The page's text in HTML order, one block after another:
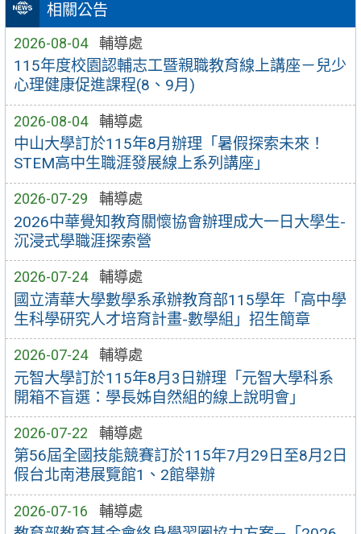
相關公告
2026-08-04 輔導處
115年度校園認輔志工暨親職教育線上講座－兒少
心理健康促進課程(8、9月)
2026-08-04 輔導處
中山大學訂於115年8月辦理「暑假探索未來！
STEM高中生職涯發展線上系列講座」
2026-07-29 輔導處
2026中華覺知教育關懷協會辦理成大一日大學生-
沉浸式學職涯探索營
2026-07-24 輔導處
國立清華大學數學系承辦教育部115學年「高中學
生科學研究人才培育計畫-數學組」招生簡章
2026-07-24 輔導處
元智大學訂於115年8月3日辦理「元智大學科系
開箱不盲選：學長姊自然組的線上說明會」
2026-07-22 輔導處
第56屆全國技能競賽訂於115年7月29日至8月2日
假台北南港展覽館1、2館舉辦
2026-07-16 輔導處